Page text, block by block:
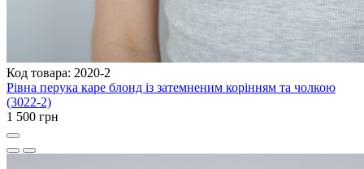
Код товара: 2020-2
Рівна перука каре блонд із затемненим корінням та чолкою
(3022-2)
1 500 грн